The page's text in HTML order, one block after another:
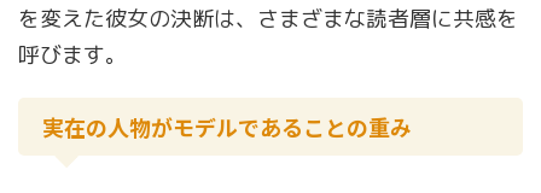
を変えた彼女の決断は、さまざまな読者層に共感を
呼びます。
実在の人物がモデルであることの重み